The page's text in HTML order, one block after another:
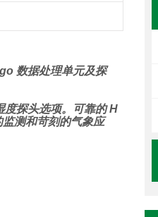
数据处理单元及探
度探头选项。可靠的 H
测和苛刻的气象应